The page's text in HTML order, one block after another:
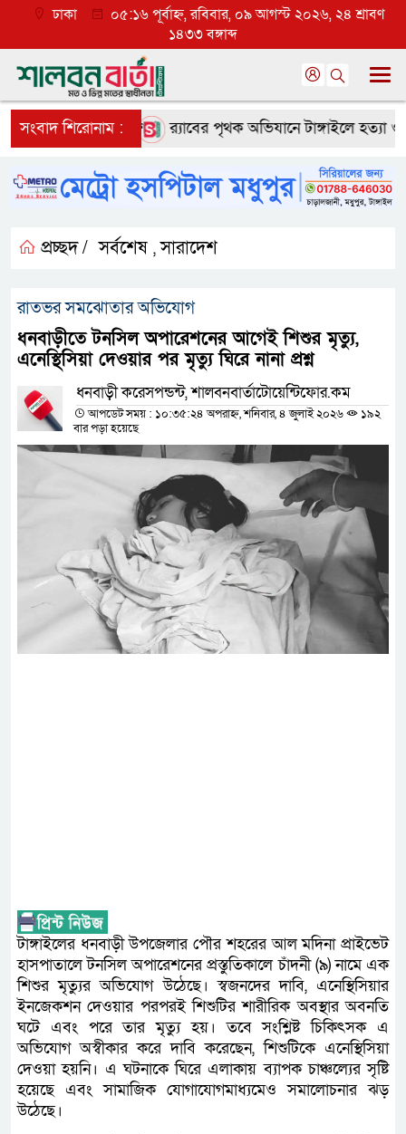
ঢাকা
০৫:১৬ পূর্বাহ্ন, রবিবার, ০৯ আগস্ট ২০২৬, ২৪ শ্রাবণ
১৪৩৩ বঙ্গাব্দ
সংবাদ শিরোনাম :
ব্যাপক প্রত্যাশা র‌্যাবের পৃথক অভিযানে টাঙ্গাইলে হত্যা ও
প্রচ্ছদ / সর্বশেষ ,সারাদেশ
রাতভর সমঝোতার অভিযোগ
ধনবাড়ীতে টনসিল অপারেশনের আগেই শিশুর মৃত্যু,
এনেস্থিসিয়া দেওয়ার পর মৃত্যু ঘিরে নানা প্রশ্ন
ধনবাড়ী করেসপন্ডন্ট, শালবনবার্তাটোয়েন্টিফোর.কম
আপডেট সময় : ১০:৩৫:২৪ অপরাহ্ন, শনিবার, ৪ জুলাই ২০২৬
১৯২
বার পড়া হয়েছে
টাঙ্গাইলের ধনবাড়ী উপজেলার পৌর শহরের আল মদিনা প্রাইভেট
হাসপাতালে টনসিল অপারেশনের প্রস্তুতিকালে চাঁদনী (৯) নামে এক
শিশুর মৃত্যুর অভিযোগ উঠেছে। স্বজনদের দাবি, এনেস্থিসিয়ার
ইনজেকশন দেওয়ার পরপরই শিশুটির শারীরিক অবস্থার অবনতি
ঘটে এবং পরে তার মৃত্যু হয়। তবে সংশ্লিষ্ট চিকিৎসক এ
অভিযোগ অস্বীকার করে দাবি করেছেন, শিশুটিকে এনেস্থিসিয়া
দেওয়া হয়নি। এ ঘটনাকে ঘিরে এলাকায় ব্যাপক চাঞ্চল্যের সৃষ্টি
হয়েছে এবং সামাজিক যোগাযোগমাধ্যমেও সমালোচনার ঝড়
উঠেছে।